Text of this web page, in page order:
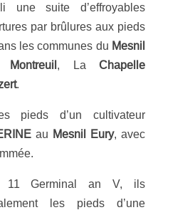
une suite d’effroyables
par brûlures aux pieds
les communes du Mesnil
Montreuil , LaChapelle
.
pieds d’un cultivateur
au Mesnil Eury, avec
11 Germinal an V, ils
les pieds d’une